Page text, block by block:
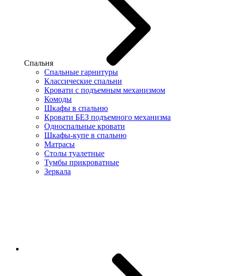
Спальня
Спальные гарнитуры
Классические спальни
Кровати с подъемным механизмом
Комоды
Шкафы в спальню
Кровати БЕЗ подъемного механизма
Односпальные кровати
Шкафы-купе в спальню
Матрасы
Столы туалетные
Тумбы прикроватные
Зеркала